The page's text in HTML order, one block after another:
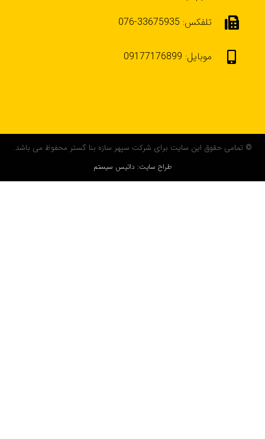
تلفکس: 33675935-076
موبایل: 09177176899
© تمامی حقوق این سایت برای شرکت سپهر سازه بنا گستر محفوظ می باشد.
طراح سایت: داتیس سیستم